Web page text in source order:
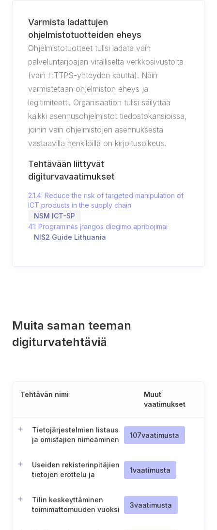
Varmista ladattujen
ohjelmistotuotteiden eheys
Ohjelmistotuotteet tulisi ladata vain
palveluntarjoajan viralliselta verkkosivustolta
(vain HTTPS-yhteyden kautta). Näin
varmistetaan ohjelmiston eheys ja
legitimiteetti. Organisaation tulisi säilyttää
kaikki asennusohjelmistot tiedostokansioissa,
joihin vain ohjelmistojen asennuksesta
vastaavilla henkilöillä on kirjoitusoikeus.
Tehtävään liittyvät
digiturvavaatimukset
2.1.4: Reduce the risk of targeted manipulation of
ICT products in the supply chain
NSM ICT-SP
41: Programinės įrangos diegimo apribojimai
NIS2 Guide Lithuania
Muita saman teeman
digiturvatehtäviä
Tehtävän nimi
Muut
vaatimukset
Tietojärjestelmien listaus
ja omistajien nimeäminen
107vaatimusta
Useiden rekisterinpitäjien
tietojen erottelu ja
1vaatimusta
Tilin keskeyttäminen
toimimattomuuden vuoksi
3vaatimusta